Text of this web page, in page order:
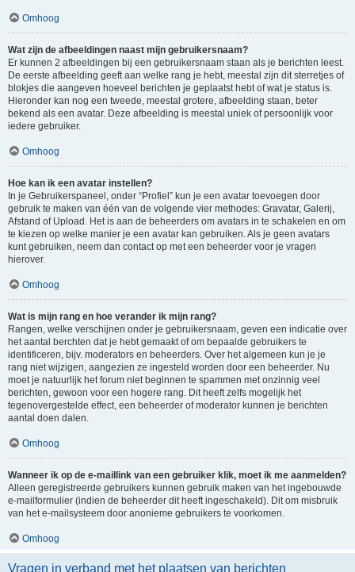
Omhoog
Wat zijn de afbeeldingen naast mijn gebruikersnaam?
Er kunnen 2 afbeeldingen bij een gebruikersnaam staan als je berichten leest.
De eerste afbeelding geeft aan welke rang je hebt, meestal zijn dit sterretjes of
blokjes die aangeven hoeveel berichten je geplaatst hebt of wat je status is.
Hieronder kan nog een tweede, meestal grotere, afbeelding staan, beter
bekend als een avatar. Deze afbeelding is meestal uniek of persoonlijk voor
iedere gebruiker.
Omhoog
Hoe kan ik een avatar instellen?
In je Gebruikerspaneel, onder “Profiel” kun je een avatar toevoegen door
gebruik te maken van één van de volgende vier methodes: Gravatar, Galerij,
Afstand of Upload. Het is aan de beheerders om avatars in te schakelen en om
te kiezen op welke manier je een avatar kan gebruiken. Als je geen avatars
kunt gebruiken, neem dan contact op met een beheerder voor je vragen
hierover.
Omhoog
Wat is mijn rang en hoe verander ik mijn rang?
Rangen, welke verschijnen onder je gebruikersnaam, geven een indicatie over
het aantal berchten dat je hebt gemaakt of om bepaalde gebruikers te
identificeren, bijv. moderators en beheerders. Over het algemeen kun je je
rang niet wijzigen, aangezien ze ingesteld worden door een beheerder. Nu
moet je natuurlijk het forum niet beginnen te spammen met onzinnig veel
berichten, gewoon voor een hogere rang. Dit heeft zelfs mogelijk het
tegenovergestelde effect, een beheerder of moderator kunnen je berichten
aantal doen dalen.
Omhoog
Wanneer ik op de e-maillink van een gebruiker klik, moet ik me aanmelden?
Alleen geregistreerde gebruikers kunnen gebruik maken van het ingebouwde
e-mailformulier (indien de beheerder dit heeft ingeschakeld). Dit om misbruik
van het e-mailsysteem door anonieme gebruikers te voorkomen.
Omhoog
Vragen in verband met het plaatsen van berichten